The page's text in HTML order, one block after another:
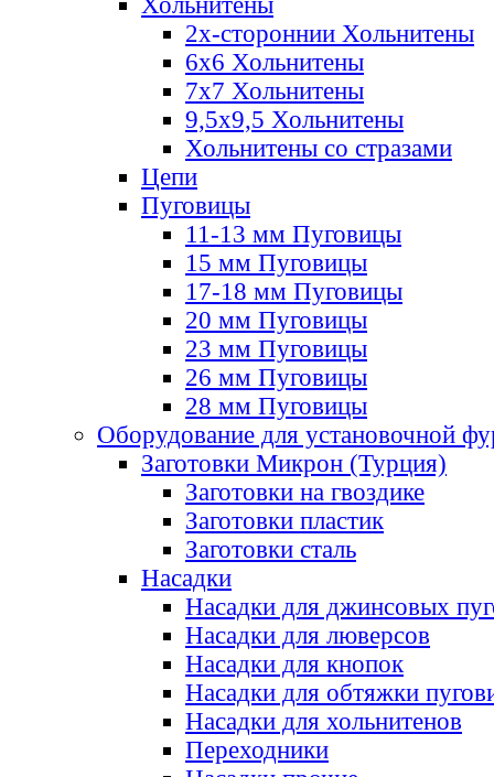
2х-стороннии Хольнитены
6х6 Хольнитены
7х7 Хольнитены
9,5х9,5 Хольнитены
Хольнитены со стразами
Цепи
Пуговицы
11-13 мм Пуговицы
15 мм Пуговицы
17-18 мм Пуговицы
20 мм Пуговицы
23 мм Пуговицы
26 мм Пуговицы
28 мм Пуговицы
Оборудование для установочной
Заготовки Микрон (Турция)
Заготовки на гвоздике
Заготовки пластик
Заготовки сталь
Насадки
Насадки для джинсовых
Насадки для люверсов
Насадки для кнопок
Насадки для обтяжки
Насадки для хольнитенов
Переходники